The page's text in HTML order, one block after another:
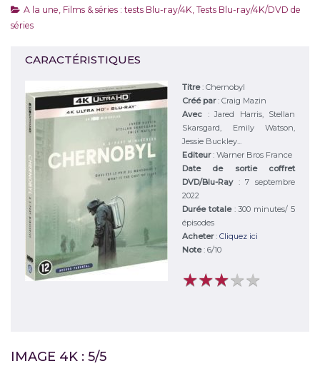
A la une Films & séries : tests Blu-ray/4K Tests Blu-ray/4K/DVD de
séries
CARACTÉRISTIQUES
Titre: Chernobyl
Créé par: Craig Mazin
Avec :Jared Harris, Stellan
Skarsgard, Emily Watson,
Jessie Buckley...
Editeur: Warner Bros France
Date de sortie coffret
DVD/Blu-Ray : 7 septembre
2022
Durée totale : 300 minutes/ 5
épisodes
Acheter: Cliquez ici
Note: 6/10
★★★★★
★★★★★
IMAGE 4K : 5/5